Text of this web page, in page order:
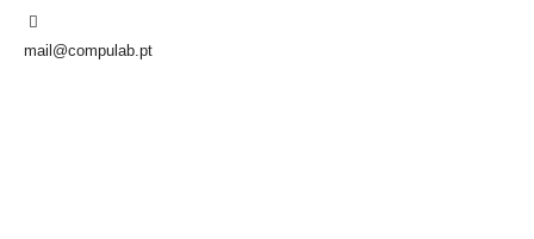
mail@compulab.pt